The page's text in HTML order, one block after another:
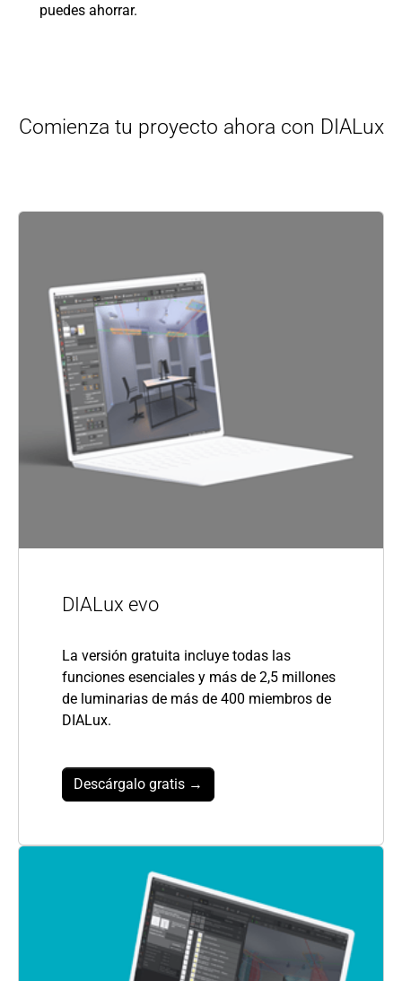
puedes ahorrar.
Comienza tu proyecto ahora con DIALux
DIALux evo
La versión gratuita incluye todas las
funciones esenciales y más de 2,5 millones
de luminarias de más de 400 miembros de
DIALux.
Descárgalo gratis →